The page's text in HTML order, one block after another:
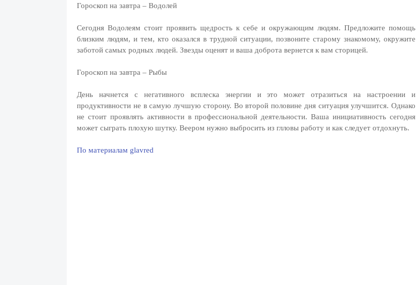
Гороскоп на завтра – Водолей
Сегодня Водолеям стоит проявить щедрость к себе и окружающим людям. Предложите помощь
близким людям, и тем, кто оказался в трудной ситуации, позвоните старому знакомому, окружите
заботой самых родных людей. Звезды оценят и ваша доброта вернется к вам сторицей.
Гороскоп на завтра – Рыбы
День начнется с негативного всплеска энергии и это может отразиться на настроении и
продуктивности не в самую лучшую сторону. Во второй половине дня ситуация улучшится. Однако
не стоит проявлять активности в профессиональной деятельности. Ваша инициативность сегодня
может сыграть плохую шутку. Веером нужно выбросить из глловы работу и как следует отдохнуть.
По материалам glavred